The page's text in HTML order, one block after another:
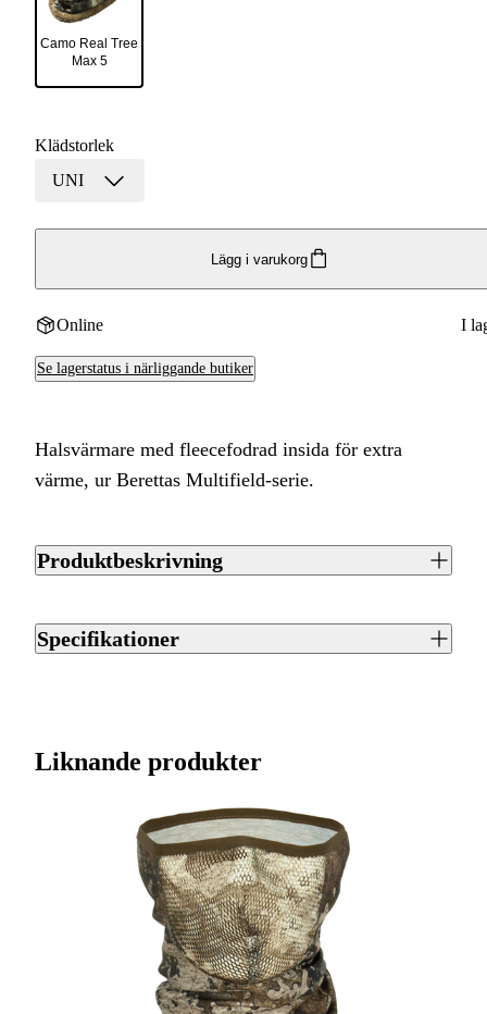
Camo Real Tree
Max 5
Klädstorlek
UNI
Lägg i varukorg
Online I
Se lagerstatus i närliggande butiker
Halsvärmare med fleecefodrad insida för extra
värme, ur Berettas Multifield-serie.
Produktbeskrivning
fleece som ger lite extra värme när det blir kallt. Den hör till
Berettas Multifield-serie, som spänner över friluftsliv,
Specifikationer
Tillverkarens artikelnummer SF141T14650858UNI
Leverantörens artikelnummer SF141T14650858UNI
Camo Real Tree Max
Liknande produkter